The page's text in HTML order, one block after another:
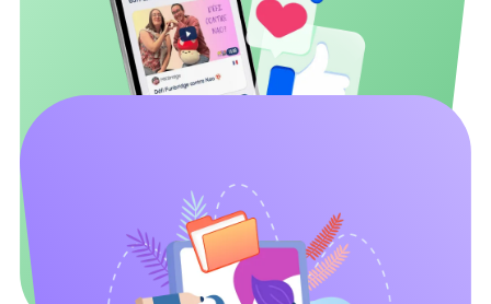
streamer
Dine videoer vil blive vist på appens startskærm.
Vi vil udgive artikler om din rejse på vores blog.
Dit indhold vil blive delt på vores sociale medier.